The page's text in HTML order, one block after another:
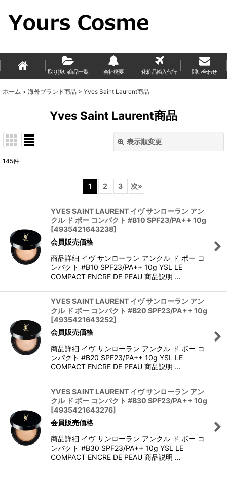
取り扱い商品一覧 会社概要 化粧品輸入代行 問い合わせ
ホーム > 海外ブランド商品 > Yves Saint Laurent商品
Yves Saint Laurent商品
表示順変更
絞り込む
145件
1 2 3 次»
YVES SAINT LAURENT イヴ サンローラン アン
クル ド ポー コンパクト #B10 SPF23/PA++ 10g
[4935421643238]
会員販売価格
商品詳細 イヴ サンローラン アンクル ド ポー コ
ンパクト #B10 SPF23/PA++ 10g YSL LE
COMPACT ENCRE DE PEAU 商品説明 …
YVES SAINT LAURENT イヴ サンローラン アン
クル ド ポー コンパクト #B20 SPF23/PA++ 10g
[4935421643252]
会員販売価格
商品詳細 イヴ サンローラン アンクル ド ポー コ
ンパクト #B20 SPF23/PA++ 10g YSL LE
COMPACT ENCRE DE PEAU 商品説明 …
YVES SAINT LAURENT イヴ サンローラン アン
クル ド ポー コンパクト #B30 SPF23/PA++ 10g
[4935421643276]
会員販売価格
商品詳細 イヴ サンローラン アンクル ド ポー コ
ンパクト #B30 SPF23/PA++ 10g YSL LE
COMPACT ENCRE DE PEAU 商品説明 …